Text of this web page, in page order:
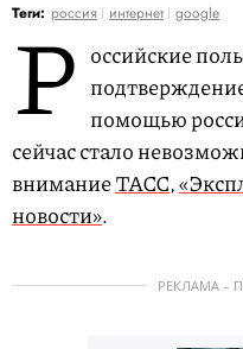
Теги: россия интернет google
Р оссийские
помощью
сейчас стало
вниманиеТАСС,
новости».
РЕКЛАМА –